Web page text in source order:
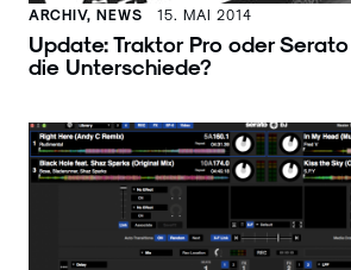
ARCHIV, NEWS 15. MAI 2014
Update: Traktor Pro oder
die Unterschiede?